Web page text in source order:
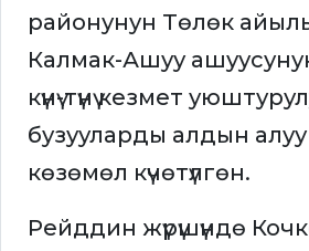
районунун Төлөк
Калмак-Ашуу
күнү-түнү кезмет
бузууларды алдын
көзөмөл күчөтүлгөн.
Рейддин жүрүшүндө